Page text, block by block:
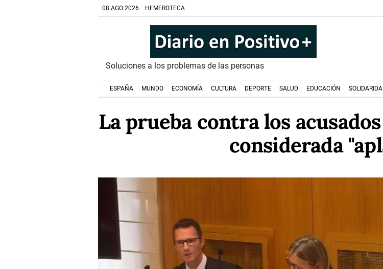
08 AGO 2026 HEMEROTECA
Soluciones a los problemas de las personas
ESPAÑA MUNDO ECONOMÍA CULTURA DEPORTE SALUD EDUCACIÓN
La prueba contra los
considerada